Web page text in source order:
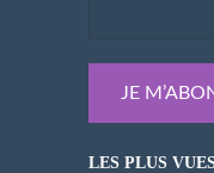
LES PLUS